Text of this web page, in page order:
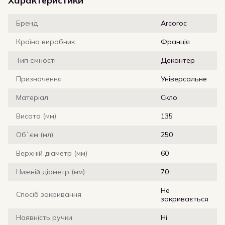
Бренд Arcoroc
Країна виробник Франція
Тип ємності Декантер
Призначення Універсальне
Матеріал Скло
Висота (мм) 135
Об`єм (мл) 250
Верхній діаметр (мм) 60
Нижній діаметр (мм) 70
Спосіб закривання
Не
закривається
Наявність ручки Ні